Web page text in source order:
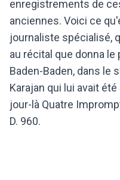
enregistrements de
anciennes. Voici ce
journaliste spécialisé,
au récital que donna
Baden-Baden, dans le
Karajan qui lui avait
jour-là Quatre
D. 960.